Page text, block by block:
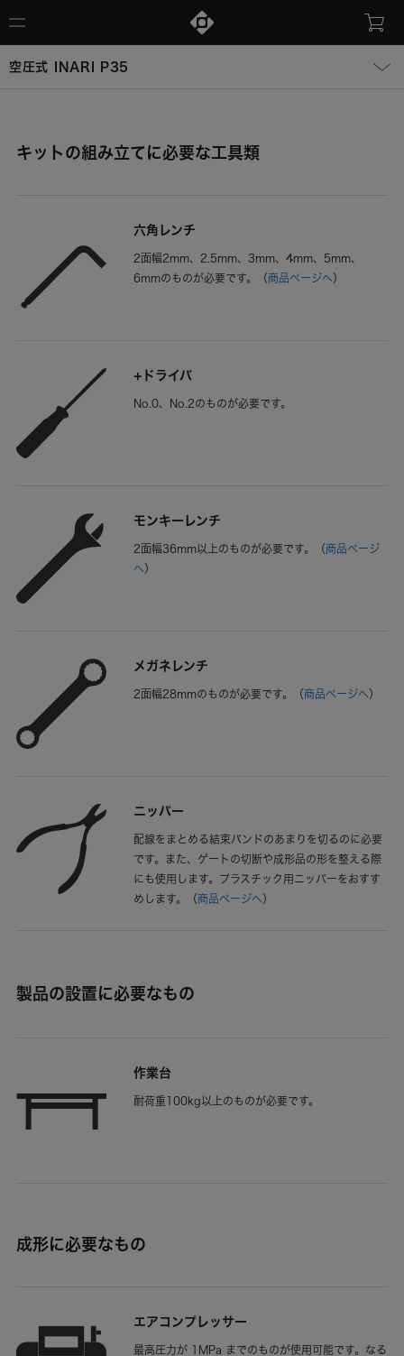
空圧式 INARI P35
キットの組み立てに必要な工具類
六角レンチ
2面幅2mm、2.5mm、3mm、4mm、5mm、
6mmのものが必要です。
（商品ページへ）
+ドライバ
No.0、No.2のものが必要です。
モンキーレンチ
2面幅36mm以上のものが必要です。 （商品ページ
へ）
メガネレンチ
2面幅28mmのものが必要です。 （商品ページへ）
ニッパー
配線をまとめる結束バンドのあまりを切るのに必要
です。また、ゲートの切断や成形品の形を整える際
にも使用します。プラスチック用ニッパーをおすす
めします。
（商品ページへ）
製品の設置に必要なもの
作業台
耐荷重100kg以上のものが必要です。
成形に必要なもの
エアコンプレッサー
最高圧力が 1MPa までのものが使用可能です。なる